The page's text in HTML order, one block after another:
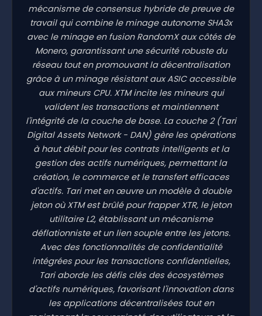
mécanisme de consensus hybride de preuve de
travail qui combine le minage autonome SHA3x
avec le minage en fusion RandomX aux côtés de
Monero, garantissant une sécurité robuste du
réseau tout en promouvant la décentralisation
grâce à un minage résistant aux ASIC accessible
aux mineurs CPU. XTM incite les mineurs qui
valident les transactions et maintiennent
l'intégrité de la couche de base. La couche 2 (Tari
Digital Assets Network - DAN) gère les opérations
à haut débit pour les contrats intelligents et la
gestion des actifs numériques, permettant la
création, le commerce et le transfert efficaces
d'actifs. Tari met en œuvre un modèle à double
jeton où XTM est brûlé pour frapper XTR, le jeton
utilitaire L2, établissant un mécanisme
déflationniste et un lien souple entre les jetons.
Avec des fonctionnalités de confidentialité
intégrées pour les transactions confidentielles,
Tari aborde les défis clés des écosystèmes
d'actifs numériques, favorisant l'innovation dans
les applications décentralisées tout en